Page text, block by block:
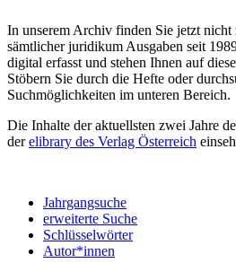
In unserem Archiv finden Sie jetzt nicht
sämtlicher juridikum Ausgaben seit
digital erfasst und stehen Ihnen auf
Stöbern Sie durch die Hefte oder
Suchmöglichkeiten im unteren Bereich.
Die Inhalte der aktuellsten zwei Jahre
derelibrary des Verlag Österreich
Jahrgangsuche
erweiterte Suche
Schlüsselwörter
Autor*innen